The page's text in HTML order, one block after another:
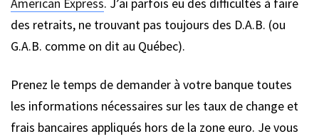
des retraits, ne trouvant pas toujours des D.A.B. (ou
G.A.B. comme on dit au Québec).
Prenez le temps de demander à votre banque toutes
les informations nécessaires sur les taux de change et
frais bancaires appliqués hors de la zone euro. Je vous